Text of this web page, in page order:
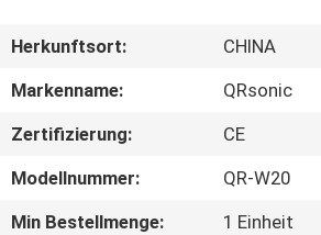
UNS
QUALITÄTSKONTROLLE
Herkunftsort:
CHINA
Markenname:
QRsonic
Zertifizierung:
CE
Modellnummer:
QR-W20
Min Bestellmenge:
1 Einheit